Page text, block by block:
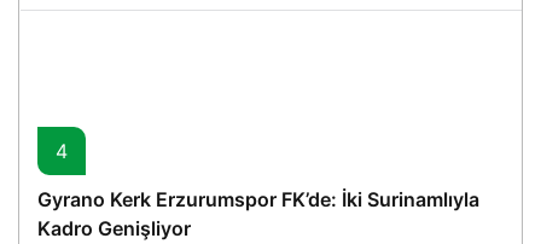
4
Gyrano Kerk Erzurumspor FK’de: İki Surinamlıyla
Kadro Genişliyor